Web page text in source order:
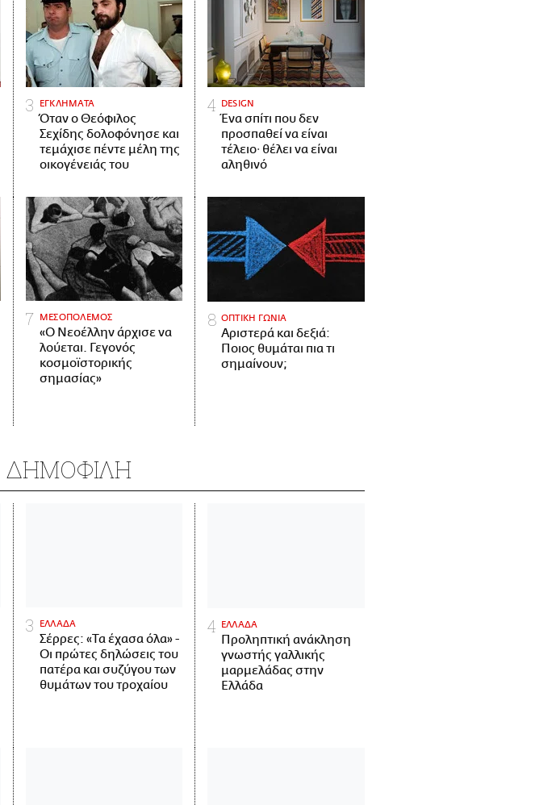
ΕΓΚΛΗΜΑΤΑ
Όταν ο Θεόφιλος
Σεχίδης δολοφόνησε και
τεμάχισε πέντε μέλη της
οικογένειάς του
DESIGN
Ένα σπίτι που δεν
προσπαθεί να είναι
τέλειο· θέλει να είναι
αληθινό
ΜΕΣΟΠΟΛΕΜΟΣ
«Ο Νεοέλλην άρχισε να
λούεται. Γεγονός
κοσμοϊστορικής
σημασίας»
ΟΠΤΙΚΗ ΓΩΝΙΑ
Αριστερά και δεξιά:
Ποιος θυμάται πια τι
σημαίνουν;
ΔΗΜΟΦΙΛΗ
ΕΛΛΑΔΑ
Σέρρες: «Τα έχασα όλα» -
Οι πρώτες δηλώσεις του
πατέρα και συζύγου των
θυμάτων του τροχαίου
ΕΛΛΑΔΑ
Προληπτική ανάκληση
γνωστής γαλλικής
μαρμελάδας στην
Ελλάδα